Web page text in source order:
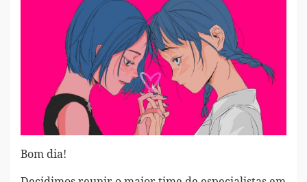
Bom dia!